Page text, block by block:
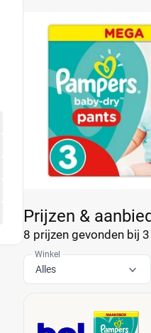
vrijer bewegen.
van Pampers Baby-
Prijzen &
8 prijzen gevonden bij
Winkel
Alles